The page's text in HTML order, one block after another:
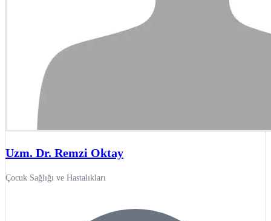
Uzm. Dr. Remzi Oktay
Çocuk Sağlığı ve Hastalıkları